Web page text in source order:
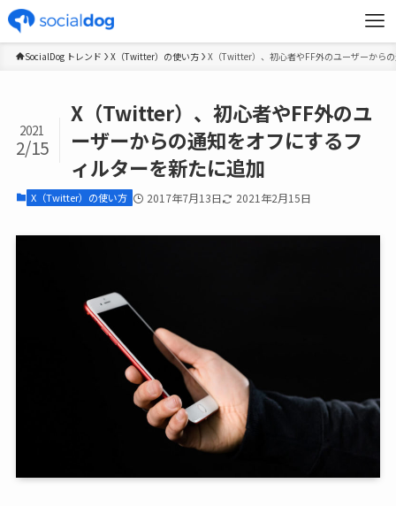
SocialDog トレンド X（Twitter）の使い方 X（Twitter）、初心者やFF外のユーザーから
X（Twitter）、初心者やFF外のユ
ーザーからの通知をオフにするフ
ィルターを新たに追加
2021
2/15
X（Twitter）の使い方 2017年7月13日 2021年2月15日